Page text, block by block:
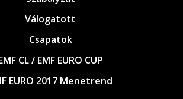
Válogatott
Csapatok
CL / EMF EURO CUP
EURO 2017 Menetrend